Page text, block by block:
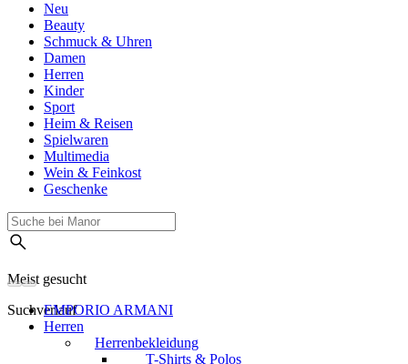
Neu
Beauty
Schmuck & Uhren
Damen
Herren
Kinder
Sport
Heim & Reisen
Spielwaren
Multimedia
Wein & Feinkost
Geschenke
Meist gesucht
SuchverlaufEMPORIO ARMANI
Herren
Herrenbekleidung
T-Shirts & Polos